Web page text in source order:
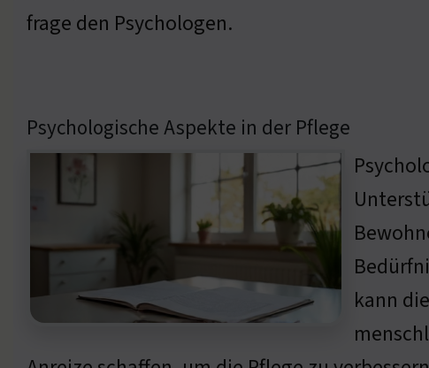
frage den Psychologen.
Psychologische Aspekte in der Pflege
kann